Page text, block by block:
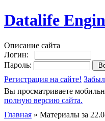
Datalife
Описание сайта
Логин:
Пароль:
Регистрация на сайте!
Вы просматриваете
полную версию сайта.
Главная » Материалы за